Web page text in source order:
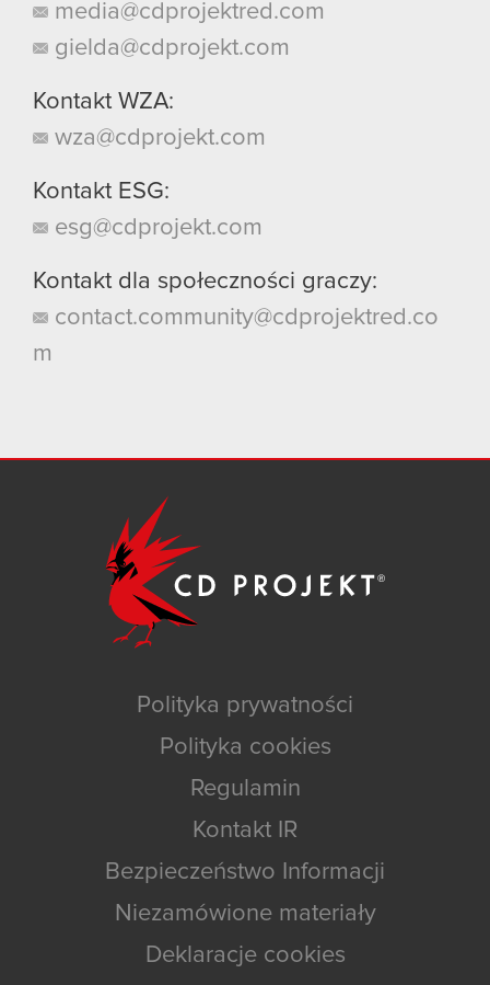
media@cdprojektred.com
gielda@cdprojekt.com
Kontakt WZA:
wza@cdprojekt.com
Kontakt ESG:
esg@cdprojekt.com
Kontakt dla społeczności graczy:
contact.community@cdprojektred.co
m
Polityka prywatności
Polityka cookies
Regulamin
Kontakt IR
Bezpieczeństwo Informacji
Niezamówione materiały
Deklaracje cookies